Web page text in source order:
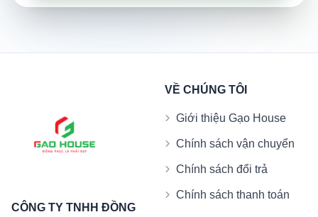
CÔNG TY TNHH ĐỒNG
VỀ CHÚNG TÔI
Giới thiệu Gạo House
Chính sách vận chuyển
Chính sách đổi trả
Chính sách thanh toán